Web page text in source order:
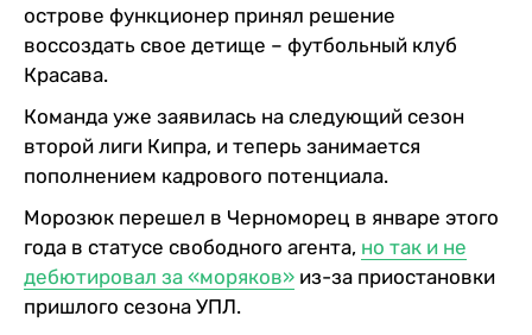
острове функционер принял решение
воссоздать свое детище – футбольный клуб
Красава.
Команда уже заявилась на следующий сезон
второй лиги Кипра, и теперь занимается
пополнением кадрового потенциала.
Морозюк перешел в Черноморец в январе этого
года в статусе свободного агента, но так и не
дебютировал за «моряков» из-за приостановки
пришлого сезона УПЛ.